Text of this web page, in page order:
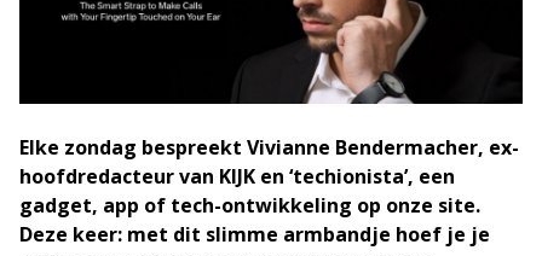
Elke zondag bespreekt Vivianne Bendermacher, ex-
hoofdredacteur van KIJK en ‘techionista’, een
gadget, app of tech-ontwikkeling op onze site.
Deze keer: met dit slimme armbandje hoef je je